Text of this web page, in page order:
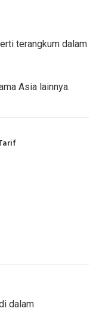
terangkum dalam
Asia lainnya.
dalam